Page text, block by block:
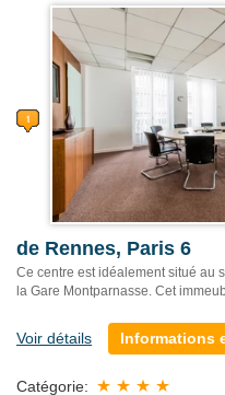
de Rennes, Paris 6
Ce centre est idéalement situé au
la Gare Montparnasse. Cet
Voir détails Informations
Catégorie: